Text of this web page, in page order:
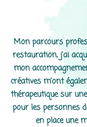
Mon parcours
restauration, j'ai
mon
créatives m'ont
thérapeutique sur
pour les personnes
en place une